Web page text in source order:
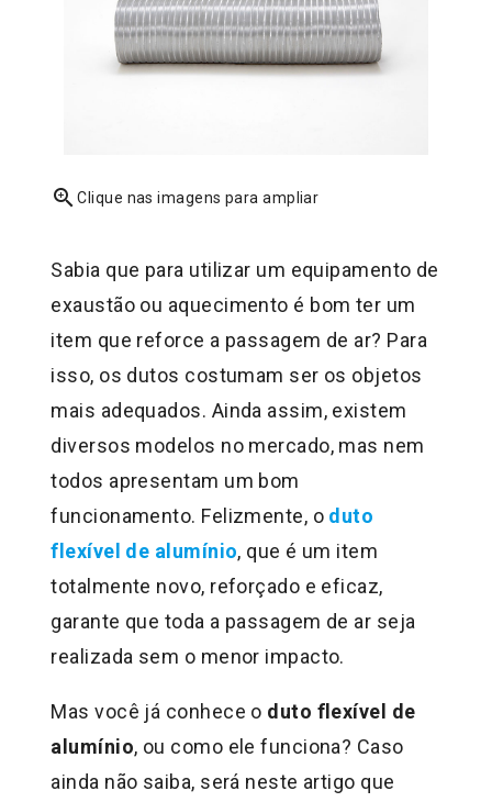
zoom_inClique nas imagens para ampliar
Sabia que para utilizar um equipamento de
exaustão ou aquecimento é bom ter um
item que reforce a passagem de ar? Para
isso, os dutos costumam ser os objetos
mais adequados. Ainda assim, existem
diversos modelos no mercado, mas nem
todos apresentam um bom
funcionamento. Felizmente, o duto
flexível de alumínio, que é um item
totalmente novo, reforçado e eficaz,
garante que toda a passagem de ar seja
realizada sem o menor impacto.
Mas você já conhece o duto flexível de
alumínio, ou como ele funciona? Caso
ainda não saiba, será neste artigo que